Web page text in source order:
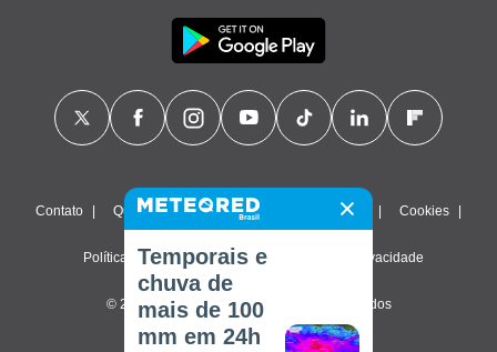
Contato Quem Somos FAQ Termos de uso Cookies
Política de privacidade Configurações de privacidade
© 2026 Meteored. Todos os direitos reservados
Temporais e
chuva de
mais de 100
mm em 24h